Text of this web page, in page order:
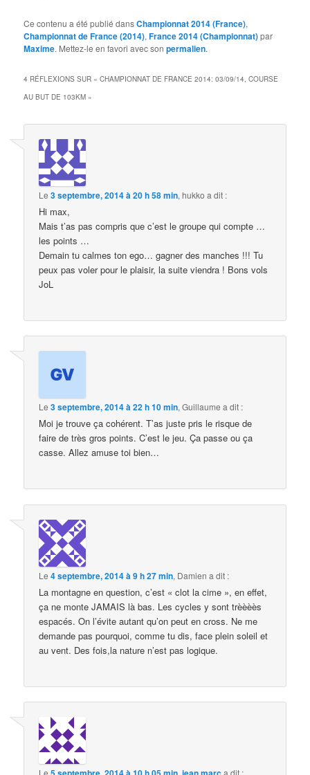
Ce contenu a été publié dansChampionnat 2014 (France),
Championnat de France (2014),France 2014 (Championnat)par
Maxime. Mettez-le en favori avec sonpermalien.
4 RÉFLEXIONS SUR «CHAMPIONNAT DE FRANCE 2014: 03/09/14, COURSE
AU BUT DE 103KM »
Le3 septembre, 2014 à 20 h 58 min,hukko a dit :
Hi max,
Mais t’as pas compris que c’est le groupe qui compte …
les points …
Demain tu calmes ton ego… gagner des manches !!! Tu
peux pas voler pour le plaisir, la suite viendra ! Bons vols
JoL
Le3 septembre, 2014 à 22 h 10 min,Guillaume a dit :
Moi je trouve ça cohérent. T’as juste pris le risque de
faire de très gros points. C’est le jeu. Ça passe ou ça
casse. Allez amuse toi bien…
Le4 septembre, 2014 à 9 h 27 min, Damien a dit :
La montagne en question, c’est « clot la cime », en effet,
ça ne monte JAMAIS là bas. Les cycles y sont trèèèès
espacés. On l’évite autant qu’on peut en cross. Ne me
demande pas pourquoi, comme tu dis, face plein soleil et
au vent. Des fois,la nature n’est pas logique.